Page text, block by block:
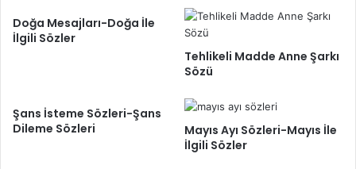
Doğa Mesajları-Doğa İle
İlgili Sözler
Tehlikeli Madde Anne Şarkı
Sözü
Şans İsteme Sözleri-Şans
Dileme Sözleri
Mayıs Ayı Sözleri-Mayıs İle
İlgili Sözler